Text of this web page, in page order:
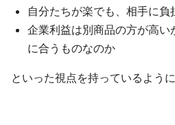
自分たちが楽でも、相手に
企業利益は別商品の方が高い
に合うものなのか
といった視点を持っているように